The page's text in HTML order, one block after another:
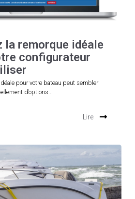
la remorque idéale
configurateur
pour votre bateau peut sembler
d’options...
Lire